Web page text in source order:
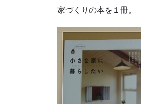
家づくりの本を１冊。